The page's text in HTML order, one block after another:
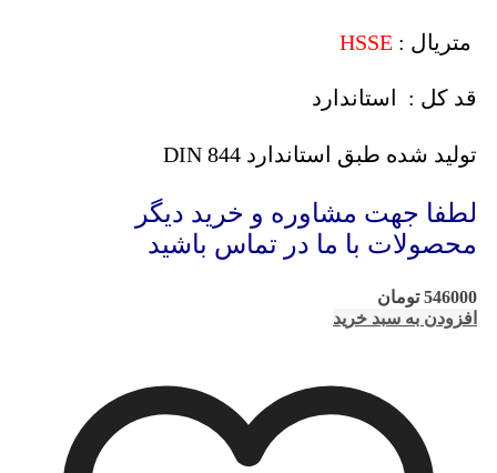
متریال : HSSE
قد کل : استاندارد
تولید شده طبق استاندارد DIN 844
لطفا جهت مشاوره و خرید دیگر
محصولات با ما در تماس باشید
546000 تومان
افزودن به سبد خرید